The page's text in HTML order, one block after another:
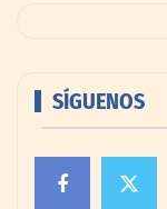
SÍGUENOS